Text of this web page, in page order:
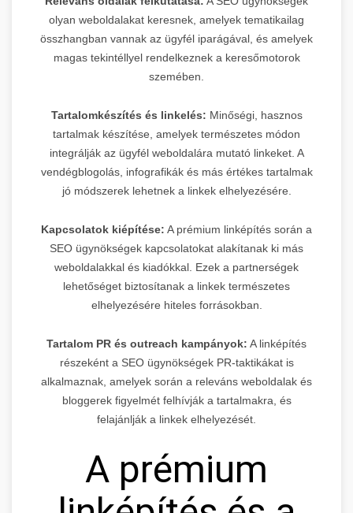
olyan weboldalakat keresnek, amelyek tematikailag
összhangban vannak az ügyfél iparágával, és amelyek
magas tekintéllyel rendelkeznek a keresőmotorok
szemében.
Tartalomkészítés és linkelés: Minőségi, hasznos
tartalmak készítése, amelyek természetes módon
integrálják az ügyfél weboldalára mutató linkeket. A
vendégblogolás, infografikák és más értékes tartalmak
jó módszerek lehetnek a linkek elhelyezésére.
Kapcsolatok kiépítése: A prémium linképítés során a
SEO ügynökségek kapcsolatokat alakítanak ki más
weboldalakkal és kiadókkal. Ezek a partnerségek
lehetőséget biztosítanak a linkek természetes
elhelyezésére hiteles forrásokban.
Tartalom PR és outreach kampányok: A linképítés
részeként a SEO ügynökségek PR-taktikákat is
alkalmaznak, amelyek során a releváns weboldalak és
bloggerek figyelmét felhívják a tartalmakra, és
felajánlják a linkek elhelyezését.
A prémium